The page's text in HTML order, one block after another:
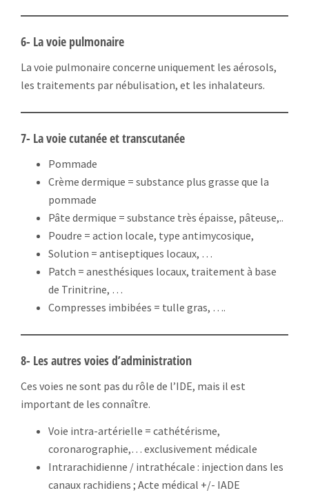
6- La voie pulmonaire
La voie pulmonaire concerne uniquement les aérosols,
les traitements par nébulisation, et les inhalateurs.
7- La voie cutanée et transcutanée
Pommade
Crème dermique = substance plus grasse que la
pommade
Pâte dermique = substance très épaisse, pâteuse,..
Poudre = action locale, type antimycosique,
Solution = antiseptiques locaux, …
Patch = anesthésiques locaux, traitement à base
de Trinitrine, …
Compresses imbibées = tulle gras, ….
8- Les autres voies d’administration
Ces voies ne sont pas du rôle de l’IDE, mais il est
important de les connaître.
Voie intra-artérielle = cathétérisme,
coronarographie,… exclusivement médicale
Intrarachidienne / intrathécale : injection dans les
canaux rachidiens ; Acte médical +/- IADE